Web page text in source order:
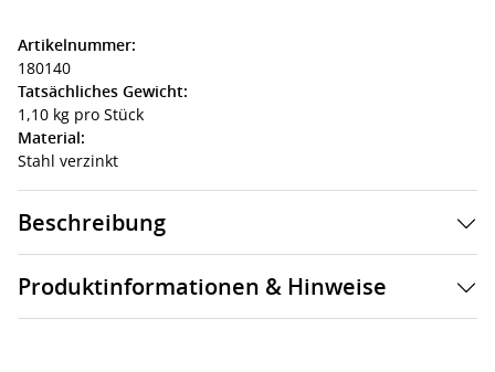
Artikelnummer:
180140
Tatsächliches Gewicht:
1,10 kg pro Stück
Material:
Stahl verzinkt
Beschreibung
Produktinformationen & Hinweise